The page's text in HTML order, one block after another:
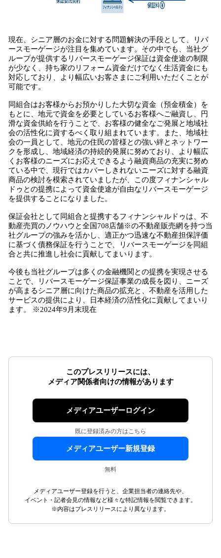
現在、シニア層のお金に対する問題解決の手段として、リバ
ースモーゲージが注目を集めています。その中でも、当社グ
ループが提供するリバースモーゲージ保証は資金使途の制限
が少なく、持ち家のリフォーム資金だけでなく生活資金にも
対応しており、より幅広いお客さまにご利用いただくことが
可能です。
同組合はお客様からお預かりした大切な資金（預金積金）を
もとに、地元で資金を必要としているお客様へご融資し、円
滑な資金供給を行うことで、お客様の健全なご発展と地域社
会の活性化に資するべく取り組まれています。また、地域社
会の一員として、地元の住民の皆様との強い絆とネットワー
クを形成し、地域経済の持続的発展に努めており、より幅広
くお客様のニーズにお応えできるよう融資商品の充実に努め
ている中で、現行ではカバーしきれないニーズに対する融資
商品の検討を模索されていましたが、この度フィナンシャル
ドゥとの提携によって資金使途が自由なリバースモーゲージ
を提供することになりました。
保証会社として同組合と提携するフィナンシャルドゥは、不
動産売買のノウハウと全国708店舗※の不動産販売網を持つ当
社グループの強みを活かし、適正かつ迅速な不動産担保評価
に基づく債務保証を行うことで、リバースモーゲージを同組
合と共に推進し社会に貢献してまいります。
今後も当社グループは多くの金融機関との提携を実現させる
ことで、リバースモーゲージ保証事業の成長を図り、ニーズ
が高まるシニア層に向けた商品の拡充と、不動産を活用した
サービスの提供により、日本経済の活性化に貢献してまいり
ます。 ※2024年9月末現在
このプレスリリースには、
メディア関係者向けの情報があります
メディアユーザーログイン
既に登録済みの方はこちら
メディアユーザー新規登録
無料
メディアユーザー登録を行うと、企業担当者の連絡先や、
イベント・記者会見の情報など様々な特記情報を閲覧できます。
※内容はプレスリリースにより異なります。